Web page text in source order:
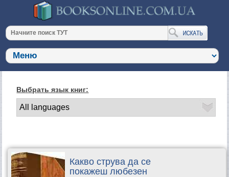
Выбрать язык книг:
Какво струва да се
покажеш любезен